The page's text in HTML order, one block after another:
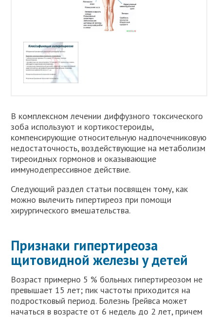
В комплексном лечении диффузного токсического
зоба используют и кортикостероиды,
компенсирующие относительную надпочечниковую
недостаточность, воздействующие на метаболизм
тиреоидных гормонов и оказывающие
иммунодепрессивное действие.
Следующий раздел статьи посвящен тому, как
можно вылечить гипертиреоз при помощи
хирургического вмешательства.
Признаки гипертиреоза
щитовидной железы у детей
Возраст примерно 5 % больных гипертиреозом не
превышает 15 лет; пик частоты приходится на
подростковый период. Болезнь Грейвса может
начаться в возрасте от 6 недель до 2 лет, причем